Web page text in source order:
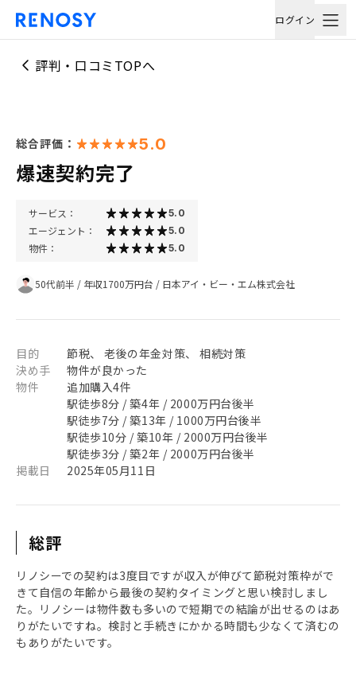
ログイン
評判・口コミTOPへ
総合評価： 5.0
爆速契約完了
サービス： 5.0
エージェント： 5.0
物件： 5.0
50代前半 / 年収1700万円台 / 日本アイ・ビー・エム株式会社
目的
節税、 老後の年金対策、 相続対策
決め手
物件が良かった
物件
追加購入4件
駅徒歩8分 / 築4年 / 2000万円台後半
駅徒歩7分 / 築13年 / 1000万円台後半
駅徒歩10分 / 築10年 / 2000万円台後半
駅徒歩3分 / 築2年 / 2000万円台後半
掲載日
2025年05月11日
総評
リノシーでの契約は3度目ですが収入が伸びて節税対策枠がで
きて自信の年齢から最後の契約タイミングと思い検討しまし
た。リノシーは物件数も多いので短期での結論が出せるのはあ
りがたいですね。検討と手続きにかかる時間も少なくて済むの
もありがたいです。